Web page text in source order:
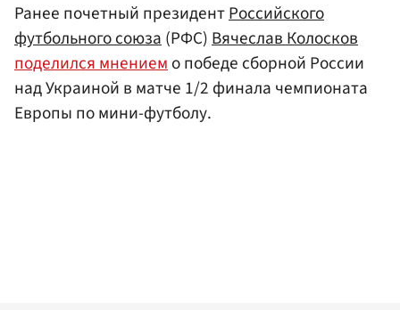
Ранее почетный президентРоссийского
футбольного союза(РФС)Вячеслав Колосков
поделился мнениемо победе сборной России
над Украиной в матче 1/2 финала чемпионата
Европы по мини-футболу.